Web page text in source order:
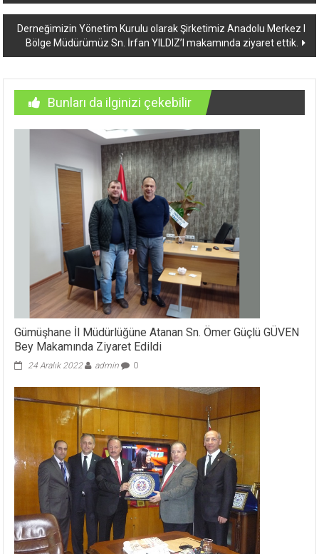
dolaşımı
Derneğimizin Yönetim Kurulu olarak Şirketimiz Anadolu Merkez I
Bölge Müdürümüz Sn. İrfan YILDIZ’I makamında ziyaret ettik.
Bunları da ilginizi çekebilir
Gümüşhane İl Müdürlüğüne Atanan Sn. Ömer Güçlü GÜVEN
Bey Makamında Ziyaret Edildi
24 Aralık 2022 admin 0